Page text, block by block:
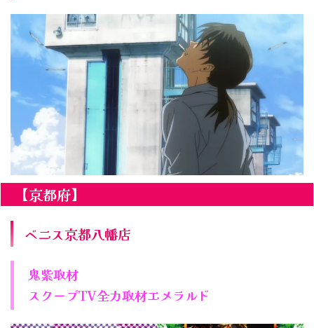
【京都府】
ベニス京都八幡店
鬼紫取材
スクープTV全力取材エメラルド